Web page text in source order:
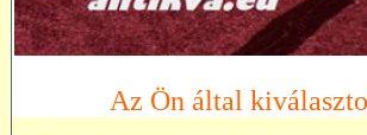
Az Ön által